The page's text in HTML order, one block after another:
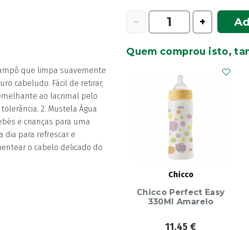
que limpa suavemente
cabeludo. Fácil de retirar,
ao lacrimal pelo
2. Mustela Água
e crianças para uma
dia para refrescar e
o cabelo delicado do
−
Quantidade
Kit
+
Quem comprou isto,
Chicco
Chicco Perfect Easy
330Ml Amarelo
11,45€